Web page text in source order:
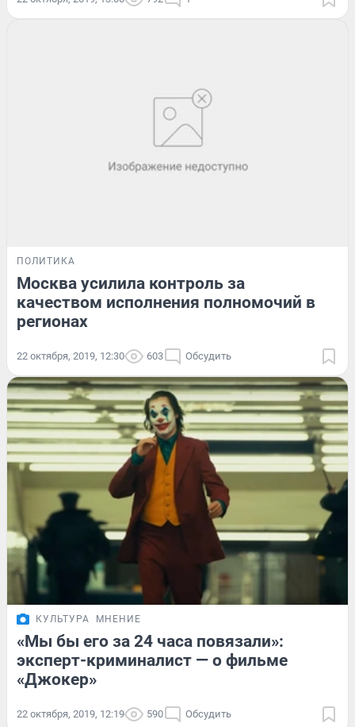
ПОЛИТИКА
Москва усилила контроль за
качеством исполнения полномочий в
регионах
22 октября, 2019, 12:30 603 Обсудить
КУЛЬТУРА МНЕНИЕ
«Мы бы его за 24 часа повязали»:
эксперт-криминалист — о фильме
«Джокер»
22 октября, 2019, 12:19 590 Обсудить